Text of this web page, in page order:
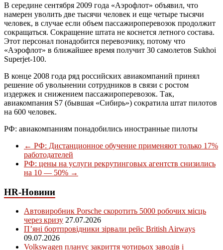
В середине сентября 2009 года «Аэрофлот» объявил, что
намерен уволить две тысячи человек и еще четыре тысячи
человек, в случае если объем пассажироперевозок продолжит
сокращаться. Сокращение штата не коснется летного состава.
Этот персонал понадобится перевозчику, потому что
«Аэрофлот» в ближайшее время получит 30 самолетов Sukhoi
Superjet-100.
В конце 2008 года ряд российских авиакомпаний принял
решение об увольнении сотрудников в связи с ростом
издержек и снижением пассажироперевозок. Так,
авиакомпания S7 (бывшая «Сибирь») сократила штат пилотов
на 600 человек.
РФ: авиакомпаниям понадобились иностранные пилоты
← РФ: Дистанционное обучение применяют только 17%
работодателей
РФ: цены на услуги рекрутинговых агентств снизились
на 10 — 50% →
HR-Новини
Автовиробник Porsche скоротить 5000 робочих місць
через кризу 27.07.2026
П’яні бортпровідники зірвали рейс British Airways
09.07.2026
Volkswagen планує закриття чотирьох заводів і